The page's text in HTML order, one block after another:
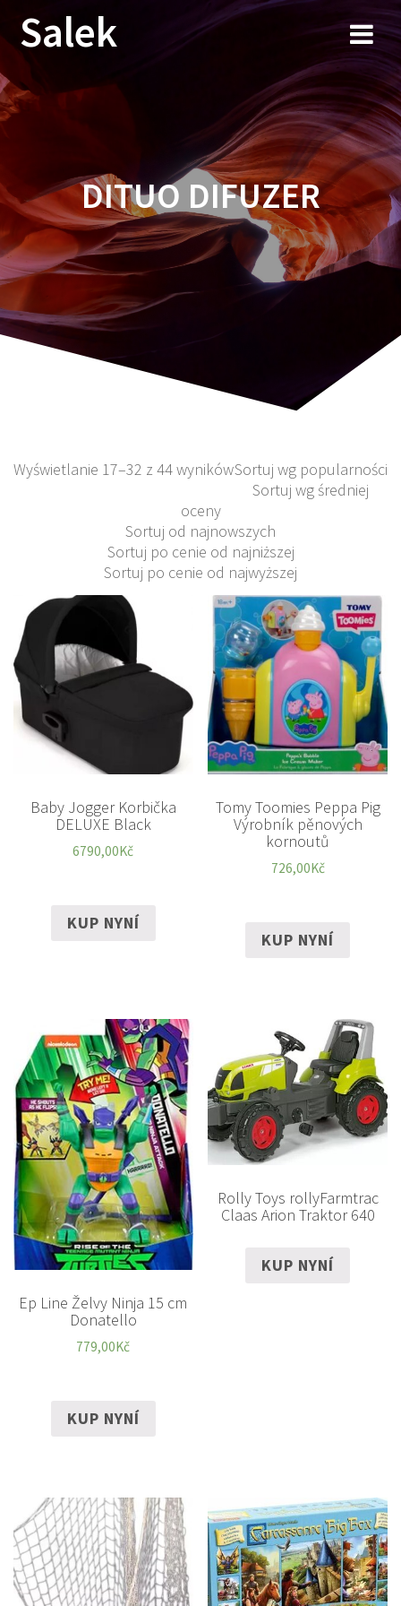
Przejdź
do
Salek
DITUO DIFUZER
Wyświetlanie 17–32 z 44 wynikówSortuj wg popularności
Sortuj wg średniej
oceny
Sortuj od najnowszych
Sortuj po cenie od najniższej
Sortuj po cenie od najwyższej
Baby Jogger Korbička
DELUXE Black
6790,00Kč
KUP NYNÍ
Tomy Toomies Peppa Pig
Výrobník pěnových
kornoutů
726,00Kč
KUP NYNÍ
Ep Line Želvy Ninja 15 cm
Donatello
779,00Kč
KUP NYNÍ
Rolly Toys rollyFarmtrac
Claas Arion Traktor 640
KUP NYNÍ